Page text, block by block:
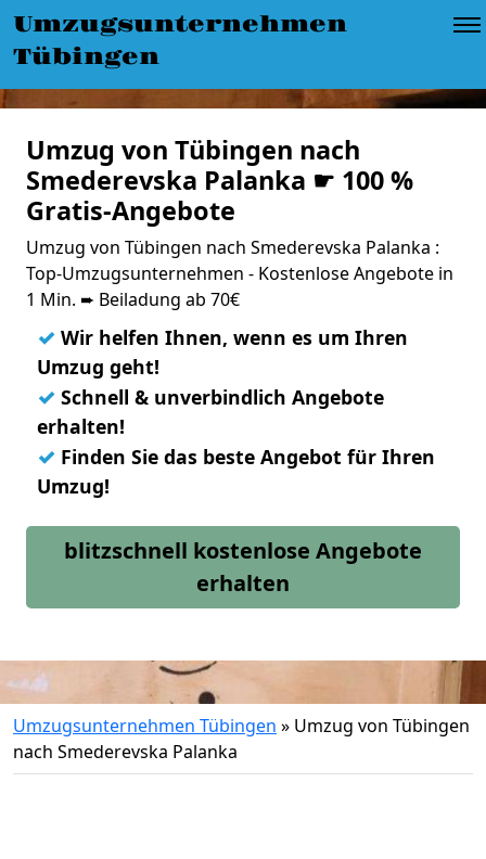
Umzugsunternehmen
Tübingen
Umzug von Tübingen nach
Smederevska Palanka ☛ 100 %
Gratis-Angebote
Umzug von Tübingen nach Smederevska Palanka :
Top-Umzugsunternehmen - Kostenlose Angebote in
1 Min. ➨ Beiladung ab 70€
✓ Wir helfen Ihnen, wenn es um Ihren
Umzug geht!
✓ Schnell & unverbindlich Angebote
erhalten!
✓ Finden Sie das beste Angebot für Ihren
Umzug!
blitzschnell kostenlose Angebote
erhalten
Umzugsunternehmen Tübingen » Umzug von Tübingen
nach Smederevska Palanka